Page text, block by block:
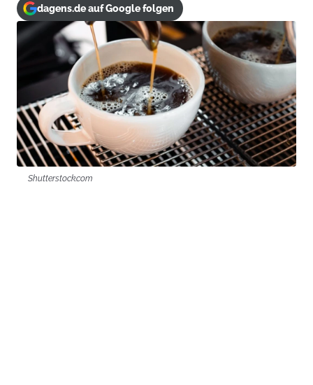
dagens.de auf Google folgen
Shutterstock.com